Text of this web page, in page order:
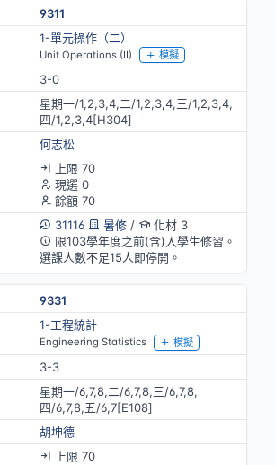
9311
1-單元操作（二）
Unit Operations (II) 模擬
3-0
星期一/1,2,3,4,二/1,2,3,4,三/1,2,3,4,
四/1,2,3,4[H304]
何志松
上限 70
現選 0
餘額 70
31116
暑修/
化材 3
限103學年度之前(含)入學生修習。
選課人數不足15人即停開。
9331
1-工程統計
Engineering Statistics 模擬
3-3
星期一/6,7,8,二/6,7,8,三/6,7,8,
四/6,7,8,五/6,7[E108]
胡坤德
上限 70